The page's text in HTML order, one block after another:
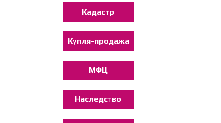
Кадастр
Купля-продажа
МФЦ
Наследство